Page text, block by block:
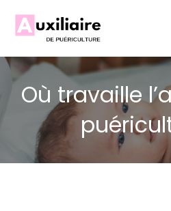
Où travaille